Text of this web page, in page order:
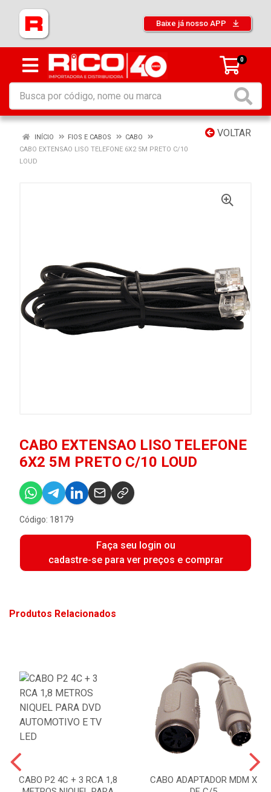
Baixe já nosso APP
0
VOLTAR
INÍCIO FIOS E CABOS
CABO
CABO EXTENSAO LISO TELEFONE 6X2 5M PRETO C/10
LOUD
CABO EXTENSAO LISO TELEFONE
6X2 5M PRETO C/10 LOUD
Código: 18179
Faça seu login ou
cadastre-se para ver preços e comprar
Produtos Relacionados
CABO P2 4C + 3 RCA 1,8
CABO ADAPTADOR MDM X